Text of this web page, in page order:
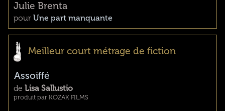
Julie Brenta
pour Une part manquante
Meilleur court métrage de fiction
Assoiffé
de Lisa Sallustio
produit par KOZAK FILMS